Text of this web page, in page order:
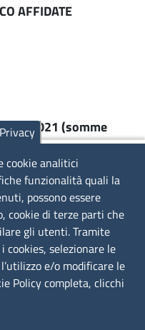
AFFIDATE
2021 (somme
ORGANI DI
cookie analitici
funzionalità quali la
possono essere
cookie di terze parti che
gli utenti. Tramite
selezionare le
e/o modificare le
Policy completa, clicchi